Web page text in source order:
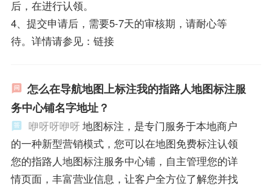
后，在进行认领。
4、提交申请后，需要5-7天的审核期，请耐心等
待。详情请参见：链接
怎么在导航地图上标注我的指路人地图标注服
务中心铺名字地址？
咿呀呀咿呀 地图标注，是专门服务于本地商户
的一种新型营销模式，您可以在地图免费标注认领
您的指路人地图标注服务中心铺，自主管理您的详
情页面，丰富营业信息，让客户全方位了解您并找